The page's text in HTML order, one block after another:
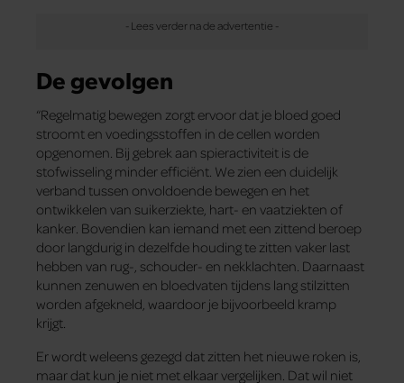
De gevolgen
“Regelmatig bewegen zorgt ervoor dat je bloed goed
stroomt en voedingsstoffen in de cellen worden
opgenomen. Bij gebrek aan spieractiviteit is de
stofwisseling minder efficiënt. We zien een duidelijk
verband tussen onvoldoende bewegen en het
ontwikkelen van suikerziekte, hart- en vaatziekten of
kanker. Bovendien kan iemand met een zittend beroep
door langdurig in dezelfde houding te zitten vaker last
hebben van rug-, schouder- en nekklachten. Daarnaast
kunnen zenuwen en bloedvaten ­tijdens lang stilzitten
worden afgekneld, waardoor je bijvoorbeeld kramp
krijgt.
Er wordt weleens gezegd dat zitten het nieuwe roken is,
maar dat kun je niet met elkaar vergelijken. Dat wil niet